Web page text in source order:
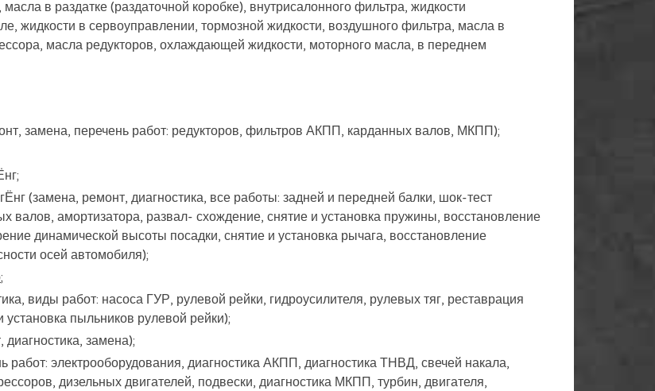
в раздатке (раздаточной коробке), внутрисалонного фильтра, жидкости
жидкости в сервоуправлении, тормозной жидкости, воздушного фильтра, масла в
масла редукторов, охлаждающей жидкости, моторного масла, в переднем
замена, перечень работ: редукторов, фильтров АКПП, карданных валов, МКПП);
(замена, ремонт, диагностика, все работы: задней и передней балки, шок-тест
валов, амортизатора, развал- схождение, снятие и установка пружины, восстановление
динамической высоты посадки, снятие и установка рычага, восстановление
осей автомобиля);
;
виды работ: насоса ГУР, рулевой рейки, гидроусилителя, рулевых тяг, реставрация
пыльников рулевой рейки);
замена);
работ: электрооборудования, диагностика АКПП, диагностика ТНВД, свечей накала,
дизельных двигателей, подвески, диагностика МКПП, турбин, двигателя,